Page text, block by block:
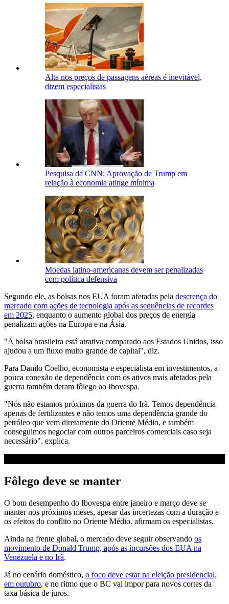
Alta nos preços de passagens aéreas é inevitável,
dizem especialistas
Pesquisa da CNN: Aprovação de Trump em
relação à economia atinge mínima
Moedas latino-americanas devem ser penalizadas
com política defensiva
Segundo ele, as bolsas nos EUA foram afetadas pela descrença do
mercado com ações de tecnologia após as sequências de recordes
em 2025, enquanto o aumento global dos preços de energia
penalizam ações na Europa e na Ásia.
"A bolsa brasileira está atrativa comparado aos Estados Unidos, isso
ajudou a um fluxo muito grande de capital", diz.
Para Danilo Coelho, economista e especialista em investimentos, a
pouca conexão de dependência com os ativos mais afetados pela
guerra também deram fôlego ao Ibovespa.
"Nós não estamos próximos da guerra do Irã. Temos dependência
apenas de fertilizantes e não temos uma dependência grande do
petróleo que vem diretamente do Oriente Médio, e também
conseguimos negociar com outros parceiros comerciais caso seja
necessário", explica.
Fôlego deve se manter
O bom desempenho do Ibovespa entre janeiro e março deve se
manter nos próximos meses, apesar das incertezas com a duração e
os efeitos do conflito no Oriente Médio. afirmam os especialistas.
Ainda na frente global, o mercado deve seguir observando os
movimento de Donald Trump, após as incursões dos EUA na
Venezuela e no Irã.
Já no cenário doméstico, o foco deve estar na eleição presidencial,
em outubro, e no ritmo que o BC vai impor para novos cortes da
taxa básica de juros.